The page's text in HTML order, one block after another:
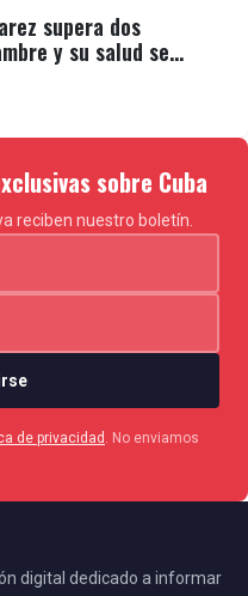
supera dos
y su salud se
sobre Cuba
reciben nuestro boletín.
de privacidad
. No enviamos
digital dedicado a informar